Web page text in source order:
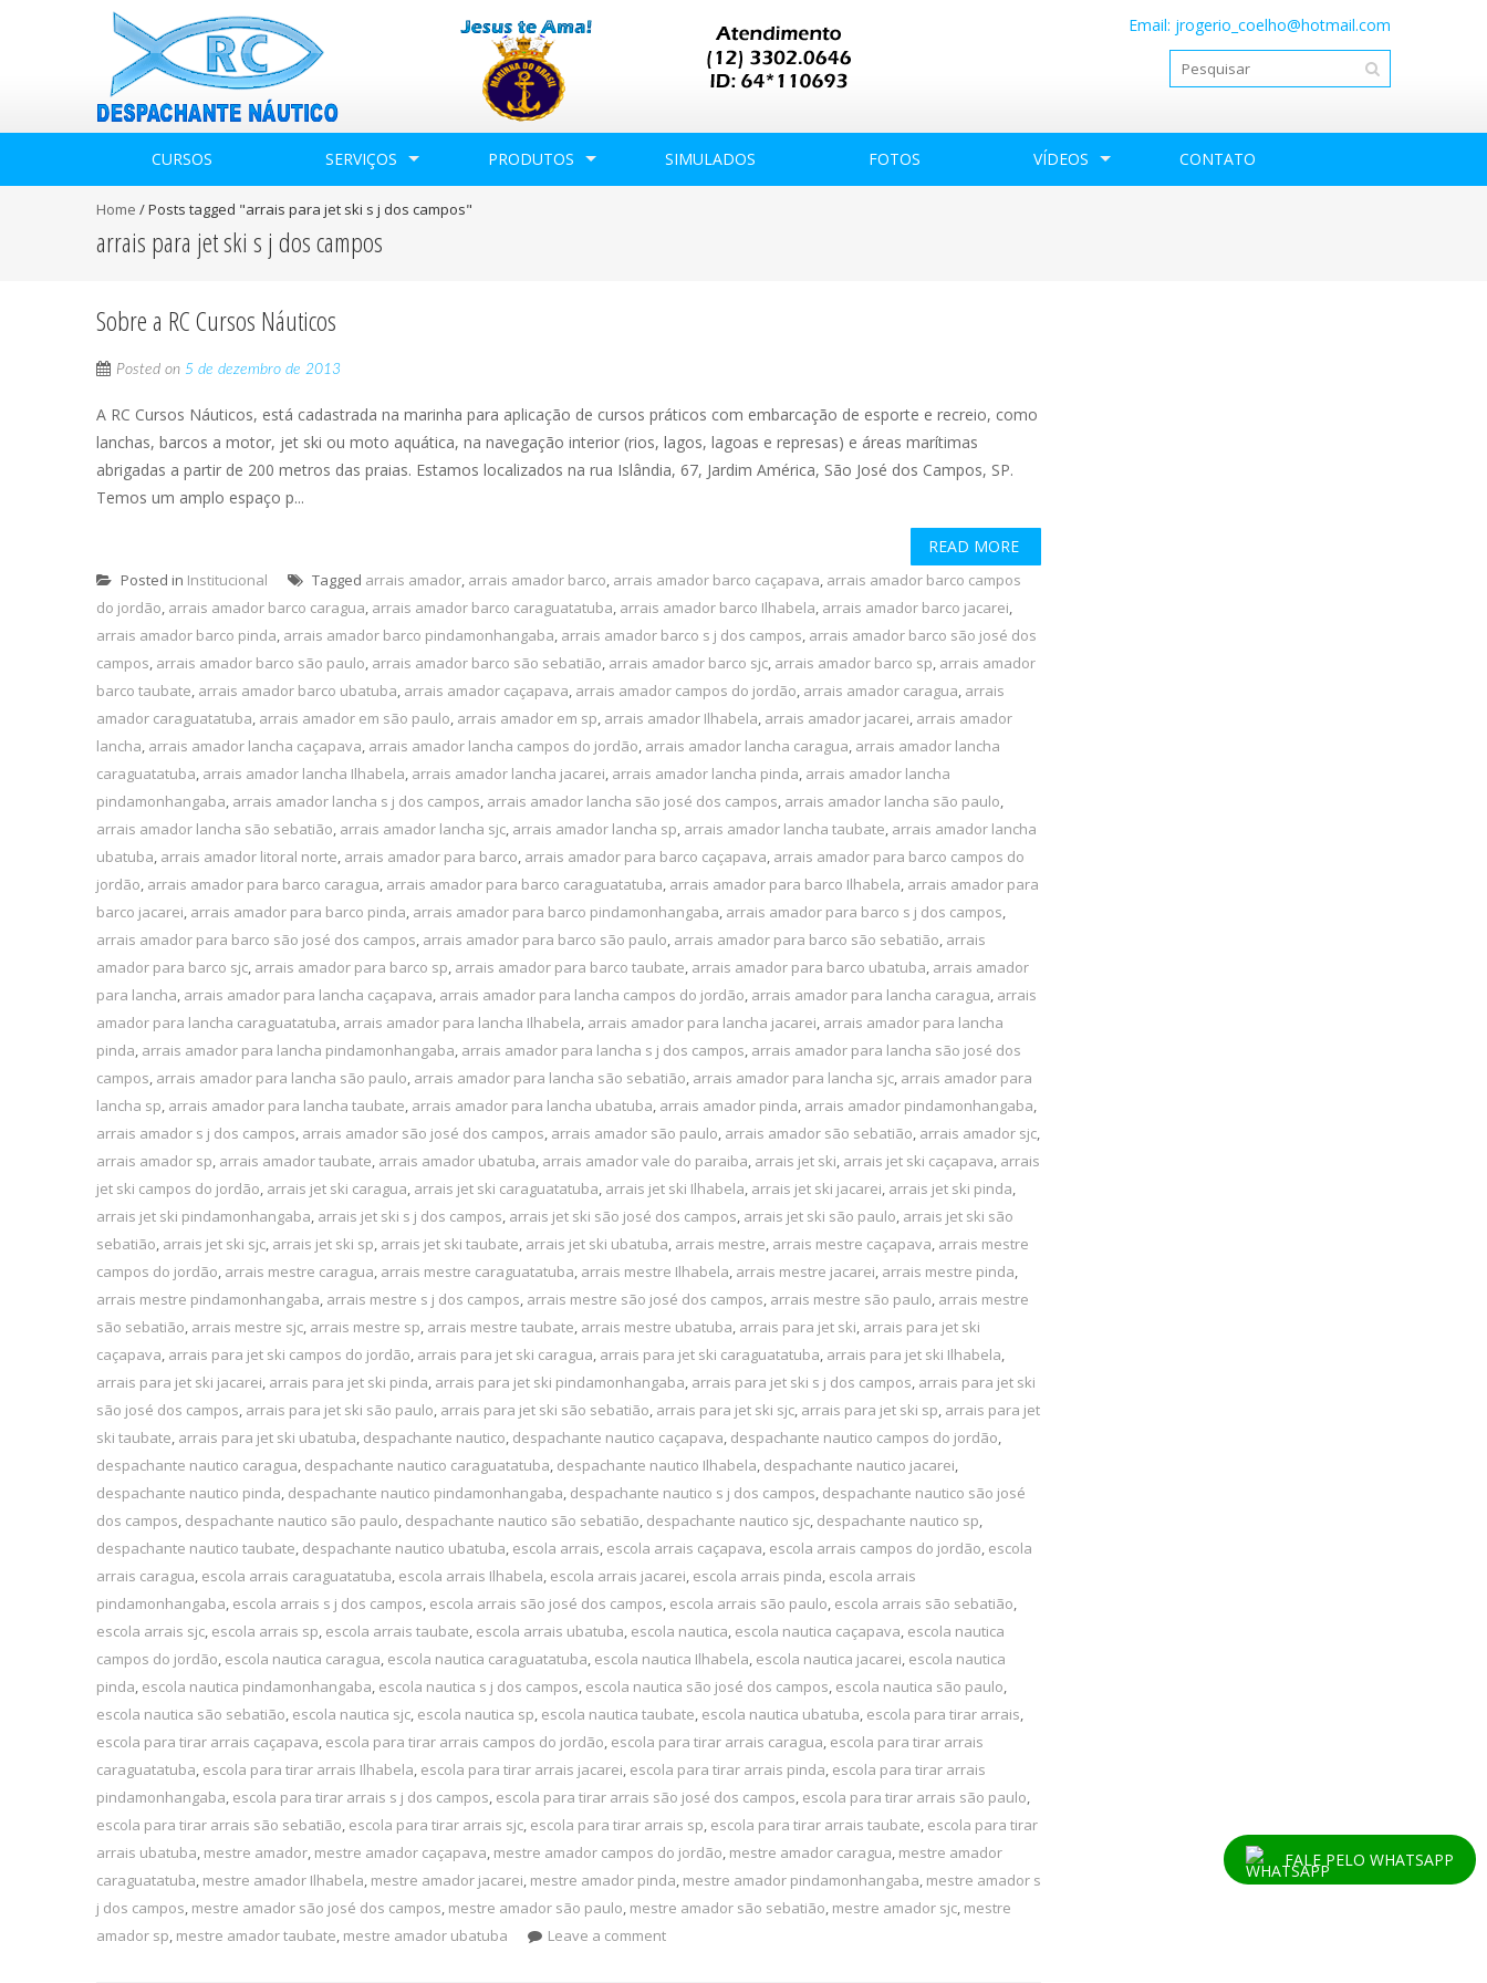
FALE PELO WHATSAPP
Email: jrogerio_coelho@hotmail.com
CURSOS SERVIÇOS PRODUTOS SIMULADOS FOTOS VÍDEOS CONTATO
Home /Posts tagged "arrais para jet ski s j dos campos"
arrais para jet ski s j dos campos
Sobre a RC Cursos Náuticos
Posted on 5 de dezembro de 2013
A RC Cursos Náuticos, está cadastrada na marinha para aplicação de cursos práticos com embarcação de esporte e recreio, como
lanchas, barcos a motor, jet ski ou moto aquática, na navegação interior (rios, lagos, lagoas e represas) e áreas marítimas
abrigadas a partir de 200 metros das praias. Estamos localizados na rua Islândia, 67, Jardim América, São José dos Campos, SP.
Temos um amplo espaço p...
READ MORE
Posted in Institucional Tagged arrais amador, arrais amador barco, arrais amador barco caçapava, arrais amador barco campos
do jordão, arrais amador barco caragua, arrais amador barco caraguatatuba, arrais amador barco Ilhabela, arrais amador barco jacarei,
arrais amador barco pinda, arrais amador barco pindamonhangaba, arrais amador barco s j dos campos, arrais amador barco são josé dos
campos, arrais amador barco são paulo, arrais amador barco são sebatião, arrais amador barco sjc, arrais amador barco sp, arrais amador
barco taubate, arrais amador barco ubatuba, arrais amador caçapava, arrais amador campos do jordão, arrais amador caragua, arrais
amador caraguatatuba, arrais amador em são paulo, arrais amador em sp, arrais amador Ilhabela, arrais amador jacarei, arrais amador
lancha, arrais amador lancha caçapava, arrais amador lancha campos do jordão, arrais amador lancha caragua, arrais amador lancha
caraguatatuba, arrais amador lancha Ilhabela, arrais amador lancha jacarei, arrais amador lancha pinda, arrais amador lancha
pindamonhangaba, arrais amador lancha s j dos campos, arrais amador lancha são josé dos campos, arrais amador lancha são paulo,
arrais amador lancha são sebatião, arrais amador lancha sjc, arrais amador lancha sp, arrais amador lancha taubate, arrais amador lancha
ubatuba, arrais amador litoral norte, arrais amador para barco, arrais amador para barco caçapava, arrais amador para barco campos do
jordão, arrais amador para barco caragua, arrais amador para barco caraguatatuba, arrais amador para barco Ilhabela, arrais amador para
barco jacarei, arrais amador para barco pinda, arrais amador para barco pindamonhangaba, arrais amador para barco s j dos campos,
arrais amador para barco são josé dos campos, arrais amador para barco são paulo, arrais amador para barco são sebatião, arrais
amador para barco sjc, arrais amador para barco sp, arrais amador para barco taubate, arrais amador para barco ubatuba, arrais amador
para lancha, arrais amador para lancha caçapava, arrais amador para lancha campos do jordão, arrais amador para lancha caragua, arrais
amador para lancha caraguatatuba, arrais amador para lancha Ilhabela, arrais amador para lancha jacarei, arrais amador para lancha
pinda, arrais amador para lancha pindamonhangaba, arrais amador para lancha s j dos campos, arrais amador para lancha são josé dos
campos, arrais amador para lancha são paulo, arrais amador para lancha são sebatião, arrais amador para lancha sjc, arrais amador para
lancha sp, arrais amador para lancha taubate, arrais amador para lancha ubatuba, arrais amador pinda, arrais amador pindamonhangaba,
arrais amador s j dos campos, arrais amador são josé dos campos, arrais amador são paulo, arrais amador são sebatião, arrais amador sjc,
arrais amador sp, arrais amador taubate, arrais amador ubatuba, arrais amador vale do paraiba, arrais jet ski, arrais jet ski caçapava, arrais
jet ski campos do jordão, arrais jet ski caragua, arrais jet ski caraguatatuba, arrais jet ski Ilhabela, arrais jet ski jacarei, arrais jet ski pinda,
arrais jet ski pindamonhangaba, arrais jet ski s j dos campos, arrais jet ski são josé dos campos, arrais jet ski são paulo, arrais jet ski são
sebatião, arrais jet ski sjc, arrais jet ski sp, arrais jet ski taubate, arrais jet ski ubatuba, arrais mestre, arrais mestre caçapava, arrais mestre
campos do jordão, arrais mestre caragua, arrais mestre caraguatatuba, arrais mestre Ilhabela, arrais mestre jacarei, arrais mestre pinda,
arrais mestre pindamonhangaba, arrais mestre s j dos campos, arrais mestre são josé dos campos, arrais mestre são paulo, arrais mestre
são sebatião, arrais mestre sjc, arrais mestre sp, arrais mestre taubate, arrais mestre ubatuba, arrais para jet ski, arrais para jet ski
caçapava, arrais para jet ski campos do jordão, arrais para jet ski caragua, arrais para jet ski caraguatatuba, arrais para jet ski Ilhabela,
arrais para jet ski jacarei, arrais para jet ski pinda, arrais para jet ski pindamonhangaba, arrais para jet ski s j dos campos, arrais para jet ski
são josé dos campos, arrais para jet ski são paulo, arrais para jet ski são sebatião, arrais para jet ski sjc, arrais para jet ski sp, arrais para jet
ski taubate, arrais para jet ski ubatuba, despachante nautico, despachante nautico caçapava, despachante nautico campos do jordão,
despachante nautico caragua, despachante nautico caraguatatuba, despachante nautico Ilhabela, despachante nautico jacarei,
despachante nautico pinda, despachante nautico pindamonhangaba, despachante nautico s j dos campos, despachante nautico são josé
dos campos, despachante nautico são paulo, despachante nautico são sebatião, despachante nautico sjc, despachante nautico sp,
despachante nautico taubate, despachante nautico ubatuba, escola arrais, escola arrais caçapava, escola arrais campos do jordão, escola
arrais caragua, escola arrais caraguatatuba, escola arrais Ilhabela, escola arrais jacarei, escola arrais pinda, escola arrais
pindamonhangaba, escola arrais s j dos campos, escola arrais são josé dos campos, escola arrais são paulo, escola arrais são sebatião,
escola arrais sjc, escola arrais sp, escola arrais taubate, escola arrais ubatuba, escola nautica, escola nautica caçapava, escola nautica
campos do jordão, escola nautica caragua, escola nautica caraguatatuba, escola nautica Ilhabela, escola nautica jacarei, escola nautica
pinda, escola nautica pindamonhangaba, escola nautica s j dos campos, escola nautica são josé dos campos, escola nautica são paulo,
escola nautica são sebatião, escola nautica sjc, escola nautica sp, escola nautica taubate, escola nautica ubatuba, escola para tirar arrais,
escola para tirar arrais caçapava, escola para tirar arrais campos do jordão, escola para tirar arrais caragua, escola para tirar arrais
caraguatatuba, escola para tirar arrais Ilhabela, escola para tirar arrais jacarei, escola para tirar arrais pinda, escola para tirar arrais
pindamonhangaba, escola para tirar arrais s j dos campos, escola para tirar arrais são josé dos campos, escola para tirar arrais são paulo,
escola para tirar arrais são sebatião, escola para tirar arrais sjc, escola para tirar arrais sp, escola para tirar arrais taubate, escola para tirar
arrais ubatuba, mestre amador, mestre amador caçapava, mestre amador campos do jordão, mestre amador caragua, mestre amador
caraguatatuba, mestre amador Ilhabela, mestre amador jacarei, mestre amador pinda, mestre amador pindamonhangaba, mestre amador s
j dos campos, mestre amador são josé dos campos, mestre amador são paulo, mestre amador são sebatião, mestre amador sjc, mestre
amador sp, mestre amador taubate, mestre amador ubatuba Leave a comment